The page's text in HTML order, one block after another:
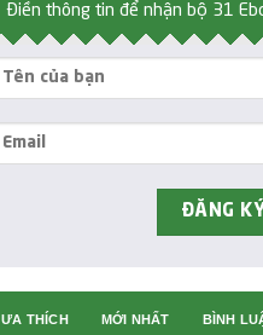
Điền thông tin để nhận bộ 31
ƯA THÍCH MỚI NHẤT BÌNH